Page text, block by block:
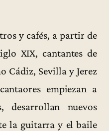
y cafés, a partir de
XIX, cantantes de
Cádiz, Sevilla y Jerez
empiezan a
desarrollan nuevos
la guitarra y el baile